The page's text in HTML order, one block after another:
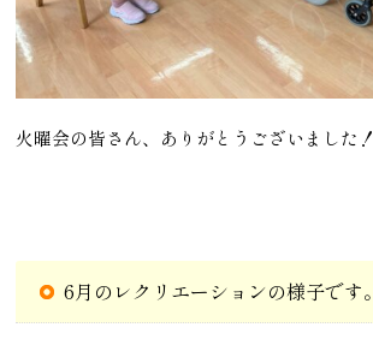
火曜会の皆さん、ありがとうございました！
6月のレクリエーションの様子です。